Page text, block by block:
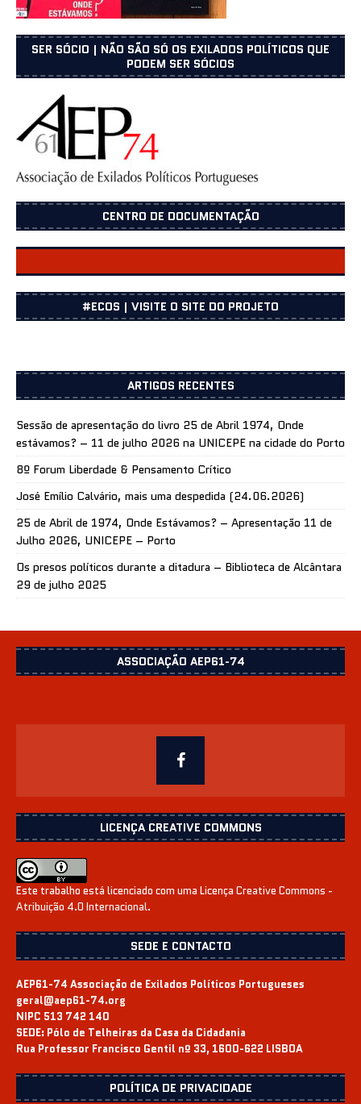
SER SÓCIO | NÃO SÃO SÓ OS EXILADOS POLÍTICOS QUE
PODEM SER SÓCIOS
CENTRO DE DOCUMENTAÇÃO
CENTRO DOCUMENTAÇÃO
#ECOS | VISITE O SITE DO PROJETO
ARTIGOS RECENTES
Sessão de apresentação do livro 25 de Abril 1974, Onde
estávamos? – 11 de julho 2026 na UNICEPE na cidade do Porto
8º Forum Liberdade & Pensamento Crítico
José Emílio Calvário, mais uma despedida (24.06.2026)
25 de Abril de 1974, Onde Estávamos? – Apresentação 11 de
Julho 2026, UNICEPE – Porto
Os presos políticos durante a ditadura – Biblioteca de Alcântara
29 de julho 2025
ASSOCIAÇÃO AEP61-74
LICENÇA CREATIVE COMMONS
Este trabalho está licenciado com uma Licença Creative Commons -
Atribuição 4.0 Internacional.
SEDE E CONTACTO
AEP61-74 Associação de Exilados Políticos Portugueses
geral@aep61-74.org
NIPC 513 742 140
SEDE: Pólo de Telheiras da Casa da Cidadania
Rua Professor Francisco Gentil nº 33, 1600-622 LISBOA
POLÍTICA DE PRIVACIDADE